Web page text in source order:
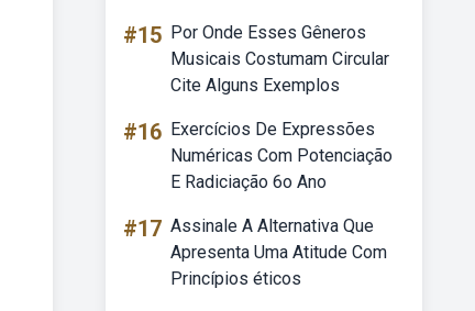
#15 Por Onde Esses Gêneros
Musicais Costumam Circular
Cite Alguns Exemplos
#16 Exercícios De Expressões
Numéricas Com Potenciação
E Radiciação 6o Ano
#17 Assinale A Alternativa Que
Apresenta Uma Atitude Com
Princípios éticos